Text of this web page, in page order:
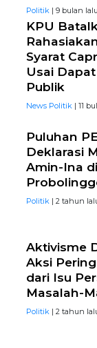
Politik| 9 bulan lalu
KPU
Syarat
Usai
Publik
News Politik| 11
Puluhan
Deklarasi
Amin-Ina
Politik| 2 tahun
Aktivisme
Aksi
dari Isu
Masalah-
Politik| 2 tahun